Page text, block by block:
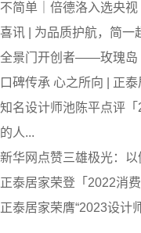
不简单｜倍德洛入选央
喜讯 | 为品质护航，简一
全景门开创者——玫瑰岛
口碑传承 心之所向 | 正
知名设计师池陈平点评
的人...
新华网点赞三雄极光：
正泰居家荣登「2022消
正泰居家荣膺“2023设计